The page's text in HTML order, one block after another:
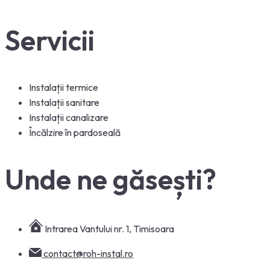
Servicii
Instalații termice
Instalații sanitare
Instalații canalizare
Încălzire în pardoseală
Unde ne găsești?
Intrarea Vantului nr. 1, Timisoara
contact@roh-instal.ro